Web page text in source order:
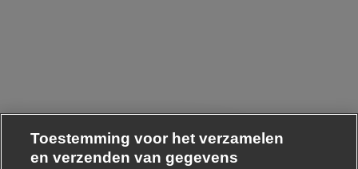
Toestemming voor het verzamelen
en verzenden van gegevens